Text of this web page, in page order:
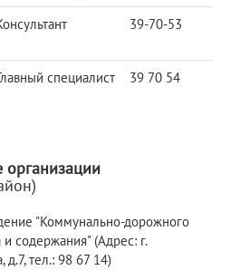
39-70-53
специалист 39 70 54
"Коммунально-дорожного
и содержания" (Адрес: г.
д.7, тел.: 98 67 14)